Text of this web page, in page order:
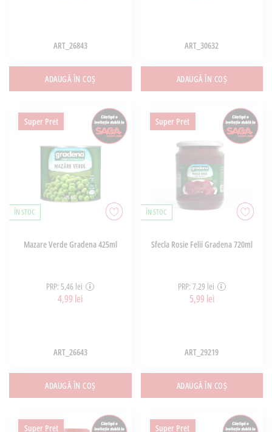
ART_26843
ADAUGĂ ÎN COȘ
ART_30632
ADAUGĂ ÎN COȘ
Super Pret
ÎN STOC
Mazare Verde Gradena 425ml
PRP: 5,46 lei
4,99 lei
ART_26643
ADAUGĂ ÎN COȘ
Super Pret
ÎN STOC
Sfecla Rosie Felii Gradena 720ml
PRP: 7,29 lei
5,99 lei
ART_29219
ADAUGĂ ÎN COȘ
Super Pret Super Pret